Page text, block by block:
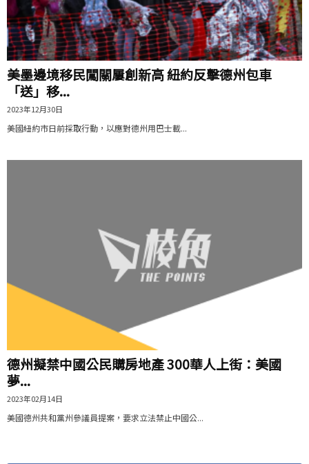
美墨邊境移民闖關屢創新高 紐約反擊德州包車
「送」移...
2023年12月30日
美國紐約市日前採取行動，以應對德州用巴士載...
德州擬禁中國公民購房地產 300華人上街：美國
夢...
2023年02月14日
美國德州共和黨州參議員提案，要求立法禁止中國公...